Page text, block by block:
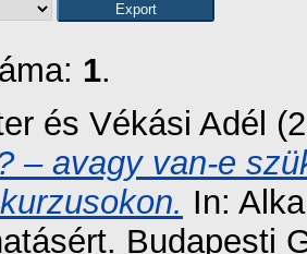
1.
és Vékási Adél
– avagy van-e
In:
Budapesti